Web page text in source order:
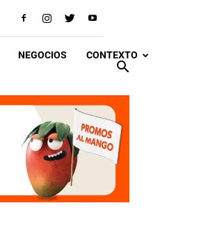
NEGOCIOS CONTEXTO